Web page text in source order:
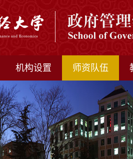
机构设置 师资队伍